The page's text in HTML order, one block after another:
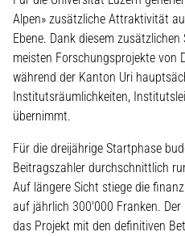
Alpen» zusätzliche Attraktivität
Ebene. Dank diesem
meisten Forschungsprojekte von
während der Kanton Uri
Institutsräumlichkeiten,
übernimmt.
Für die dreijährige Startphase
Beitragszahler durchschnittlich
Auf längere Sicht stiege die
auf jährlich 300'000 Franken.
das Projekt mit den definitiven